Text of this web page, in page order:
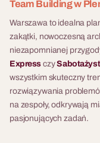
kompleksowo — od
lokalizacji i weryfikacji
przez transport i
opiekę project
dniu eventu.
działa jako
atrakcja lub jako
wyjazdu integracyjnego
obrazu, nie znając do
zwieńczeniem jest
30 - 250
Team Building w
Warszawa to idealna
zakątki, nowoczesną
niezapomnianej
Express czy
wszystkim skuteczny
rozwiązywania
na zespoły, odkrywają
pasjonujących zadań.